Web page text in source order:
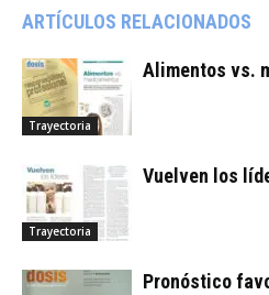
ARTÍCULOS RELACIONADOS
Trayectoria
Alimentos vs.
Trayectoria
Vuelven los
Pronóstico